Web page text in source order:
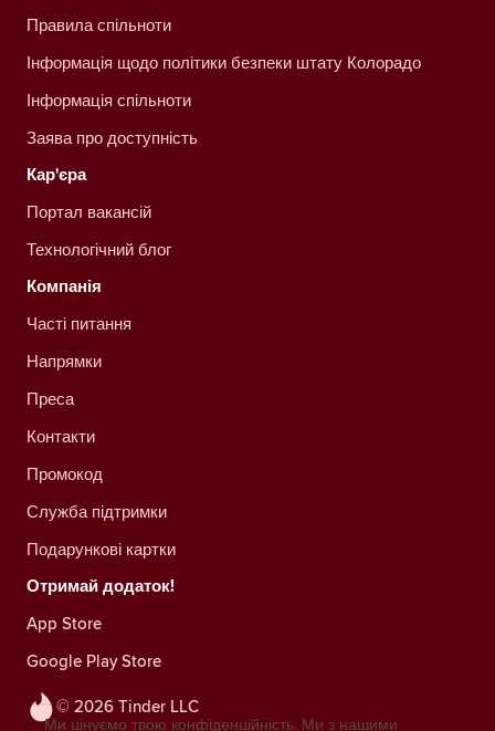
© 2026 Tinder LLC
Правила спільноти
Інформація щодо політики безпеки штату Колорадо
Інформація спільноти
Заява про доступність
Кар'єра
Портал вакансій
Технологічний блог
Компанія
Часті питання
Напрямки
Преса
Контакти
Промокод
Служба підтримки
Подарункові картки
Отримай додаток!
App Store
Google Play Store
Ми цінуємо твою конфіденційність. Ми з нашими